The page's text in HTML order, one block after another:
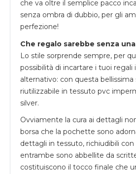
che va oltre il semplice pacco
senza ombra di dubbio, per gli
perfezione!
Che regalo sarebbe senza
Lo stile sorprende sempre, per
possibilità di incartare i tuoi regali
alternativo: con questa bellissima
riutilizzabile in tessuto pvc
silver.
Ovviamente la cura ai dettagli
borsa che la pochette sono
dettagli in tessuto, richiudibili con
entrambe sono abbellite da
costituiscono il tocco finale che